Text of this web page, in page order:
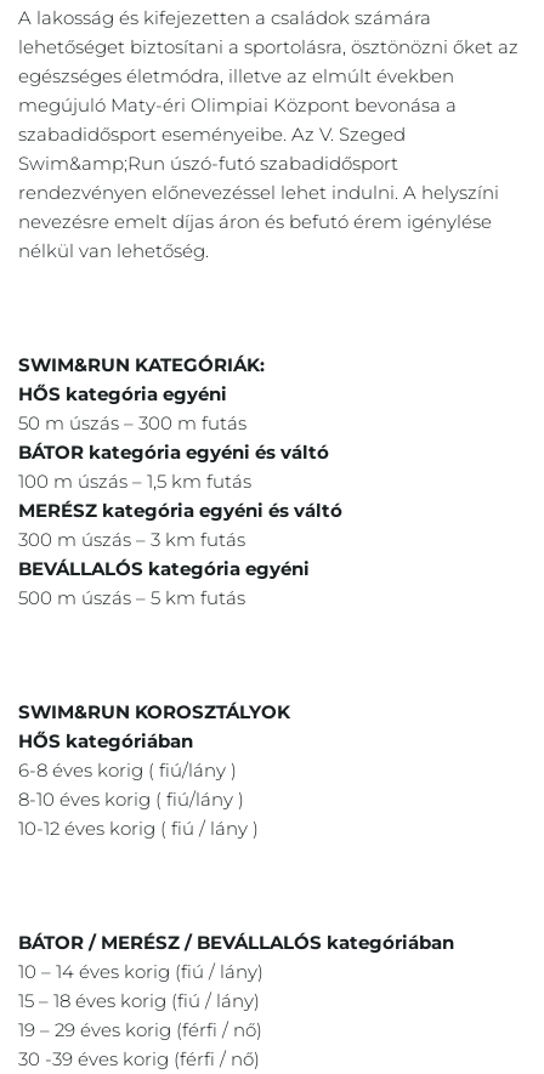
A lakosság és kifejezetten a családok számára
lehetőséget biztosítani a sportolásra, ösztönözni őket az
egészséges életmódra, illetve az elmúlt években
megújuló Maty-éri Olimpiai Központ bevonása a
szabadidősport eseményeibe. Az V. Szeged
Swim&amp;Run úszó-futó szabadidősport
rendezvényen előnevezéssel lehet indulni. A helyszíni
nevezésre emelt díjas áron és befutó érem igénylése
nélkül van lehetőség.
SWIM&RUN KATEGÓRIÁK:
HŐS kategória egyéni
50 m úszás – 300 m futás
BÁTOR kategória egyéni és váltó
100 m úszás – 1,5 km futás
MERÉSZ kategória egyéni és váltó
300 m úszás – 3 km futás
BEVÁLLALÓS kategória egyéni
500 m úszás – 5 km futás
SWIM&RUN KOROSZTÁLYOK
HŐS kategóriában
6-8 éves korig ( fiú/lány )
8-10 éves korig ( fiú/lány )
10-12 éves korig ( fiú / lány )
BÁTOR / MERÉSZ / BEVÁLLALÓS kategóriában
10 – 14 éves korig (fiú / lány)
15 – 18 éves korig (fiú / lány)
19 – 29 éves korig (férfi / nő)
30 -39 éves korig (férfi / nő)